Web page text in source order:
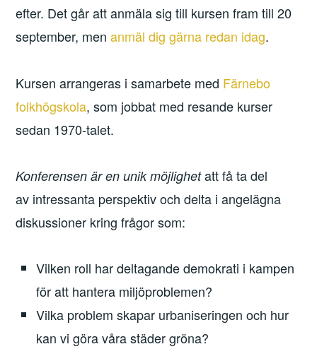
efter. Det går att anmäla sig till kursen fram till 20
september, menanmäl dig gärna redan idag.
Kursen arrangeras i samarbete med Färnebo
folkhögskola, som jobbat med resande kurser
sedan 1970-talet.
Konferensen är en unik möjlighetatt få ta del
av intressanta perspektiv och delta i angelägna
diskussioner kring frågor som:
Vilken roll har deltagande demokrati i kampen
för att hantera miljöproblemen?
Vilka problem skapar urbaniseringen och hur
kan vi göra våra städer gröna?